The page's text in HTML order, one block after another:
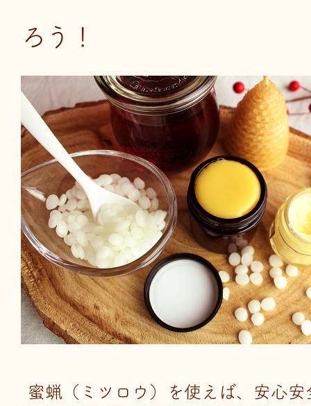
ろう！
蜜蝋（ミツロウ）を使えば、安心